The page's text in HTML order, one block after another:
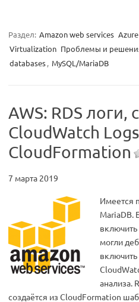
Раздел: Amazon web services Azure
Virtualization Проблемы и
databases, MySQL/MariaDB
AWS: RDS логи,
CloudWatch
CloudFormation
7 марта 2019
Имеется
MariaDB.
могли
включить
анализа.
создаётся из CloudFormation